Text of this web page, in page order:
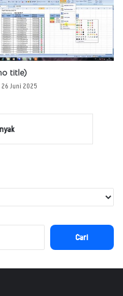
title)
26 Juni 2025
Cari